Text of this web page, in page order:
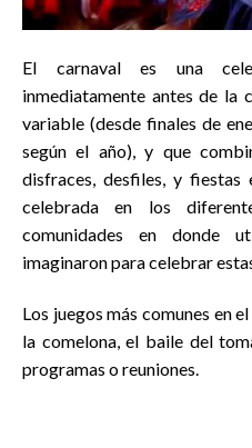
El carnaval es una
inmediatamente antes de la
variable (desde finales de
según el año), y que
disfraces, desfiles, y fiestas
celebrada en los
comunidades en donde
imaginaron para celebrar
Los juegos más comunes en
la comelona, el baile del
programas o reuniones.